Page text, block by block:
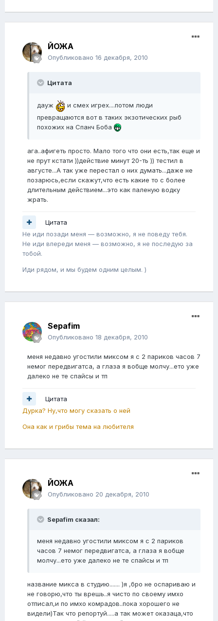
ЙОЖА
Опубликовано 16 декабря, 2010
Цитата
дауж
и смех игрех....потом люди
превращаются вот в таких экзотических рыб
похожих на Спанч Боба
ага..афигеть просто. Мало того что они есть,так еще и
не прут кстати ))действие минут 20-ть )) тестил в
августе...А так уже перестал о них думать...даже не
позарюсь,если скажут,что есть какие то с более
длительным действием...это как паленую водку
жрать.
Цитата
Не иди позади меня — возможно, я не поведу тебя.
Не иди впереди меня — возможно, я не последую за
тобой.
Иди рядом, и мы будем одним целым. )
Sepafim
Опубликовано 18 декабря, 2010
меня недавно угостили миксом я с 2 париков часов 7
немог передвигатса, а глаза я вобще молчу...ето уже
далеко не те спайсы и тп
Цитата
Дурка? Ну,что могу сказать о ней
Она как и грибы тема на любителя
ЙОЖА
Опубликовано 20 декабря, 2010
Sepafim сказал:
меня недавно угостили миксом я с 2 париков
часов 7 немог передвигатса, а глаза я вобще
молчу...ето уже далеко не те спайсы и тп
название микса в студию....... )я ,бро не оспариваю и
не говорю,что ты врешь..я чисто по своему имхо
отписал,и по имхо комрадов..пока хорошего не
видели)Так что репортуй.....а так может оказаца,что